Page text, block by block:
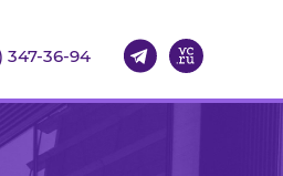
347-36-94